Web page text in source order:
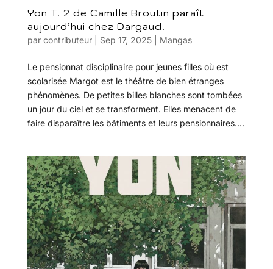
Yon T. 2 de Camille Broutin paraît
aujourd’hui chez Dargaud.
par contributeur| Sep 17, 2025| Mangas
Le pensionnat disciplinaire pour jeunes filles où est
scolarisée Margot est le théâtre de bien étranges
phénomènes. De petites billes blanches sont tombées
un jour du ciel et se transforment. Elles menacent de
faire disparaître les bâtiments et leurs pensionnaires....